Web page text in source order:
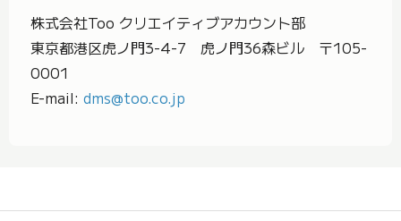
株式会社Too クリエイティブアカウント部
東京都港区虎ノ門3-4-7 虎ノ門36森ビル 〒105-
0001
E-mail: dms@too.co.jp